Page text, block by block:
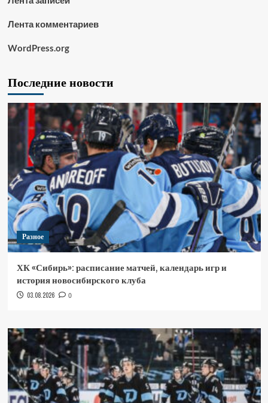
Лента комментариев
WordPress.org
Последние новости
Разное
ХК «Сибирь»: расписание матчей, календарь игр и
история новосибирского клуба
03.08.2026 0